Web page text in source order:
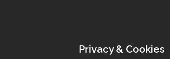
Privacy & Cookies